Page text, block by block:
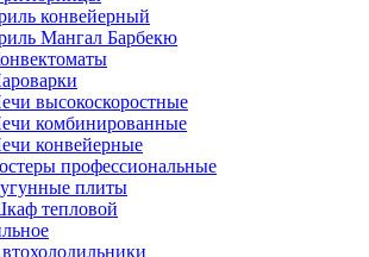
конвейерный
Мангал Барбекю
высокоскоростные
комбинированные
конвейерные
профессиональные
плиты
тепловой